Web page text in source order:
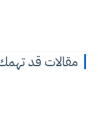
مقالات قد